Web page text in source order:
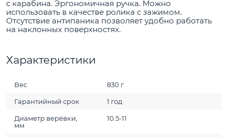
с карабина. Эргономичная ручка. Можно
использовать в качестве ролика с зажимом.
Отсутствие антипаника позволяет удобно работать
на наклонных поверхностях.
Характеристики
Вес 830 г
Гарантийный срок 1 год
Диаметр верёвки,
мм
10.5-11